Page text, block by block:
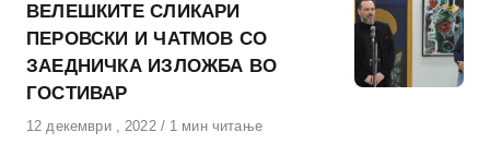
ВЕЛЕШКИТЕ СЛИКАРИ
ПЕРОВСКИ И ЧАТМОВ СО
ЗАЕДНИЧКА ИЗЛОЖБА ВО
ГОСТИВАР
Објавено
12 декември , 2022 1 мин читање